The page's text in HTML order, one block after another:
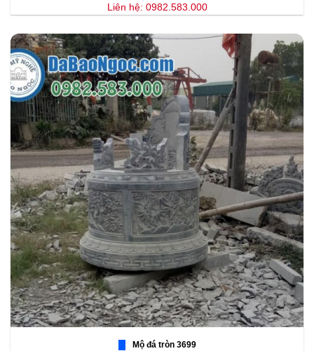
Liên hệ: 0982.583.000
Mộ đá tròn 3699